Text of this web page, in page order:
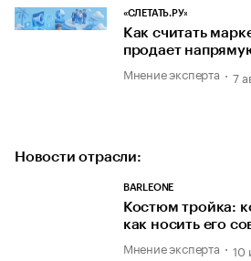
«СЛЕТАТЬ.РУ»
Как считать
продает
Мнение эксперта 7
Новости отрасли:
BARLEONE
Костюм тройка:
как носить его
Мнение эксперта 10